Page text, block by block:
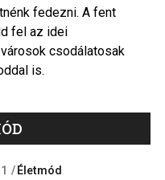
fedezni. A fent
fel az idei
csodálatosak
is.
Életmód